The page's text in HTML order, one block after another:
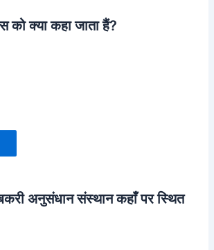
क्या कहा जाता हैं?
अनुसंधान संस्थान कहाँ पर स्थित